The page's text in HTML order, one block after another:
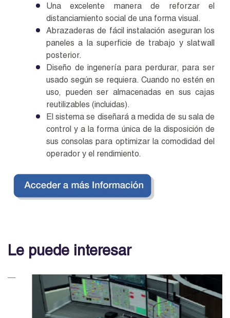
Una excelente manera de reforzar el
distanciamiento social de una forma visual.
Abrazaderas de fácil instalación aseguran los
paneles a la superficie de trabajo y slatwall
posterior.
Diseño de ingenería para perdurar, para ser
usado según se requiera. Cuando no estén en
uso, pueden ser almacenadas en sus cajas
reutilizables (incluidas).
El sistema se diseñará a medida de su sala de
control y a la forma única de la disposición de
sus consolas para optimizar la comodidad del
operador y el rendimiento.
Le puede interesar